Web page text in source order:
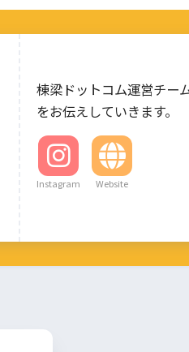
棟梁ドットコム運営チー
をお伝えしていきます。
Instagram Website